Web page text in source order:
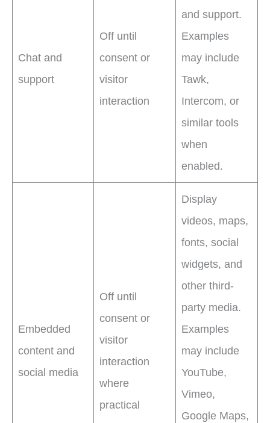
Chat and
support
Off until
consent or
visitor
interaction
and support.
Examples
may include
Tawk,
Intercom, or
similar tools
when
enabled.
Embedded
content and
social media
Off until
consent or
visitor
interaction
where
practical
Display
videos, maps,
fonts, social
widgets, and
other third-
party media.
Examples
may include
YouTube,
Vimeo,
Google Maps,